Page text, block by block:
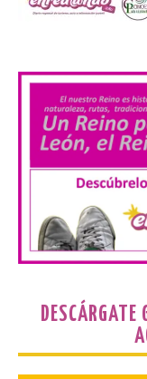
6 Ago 2026
La
los
dos
gastado en
propuesta de
cuenta con más
Iberia
de 170.000